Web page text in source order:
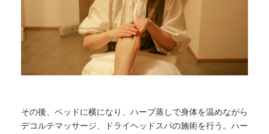
その後、ベッドに横になり、ハーブ蒸しで身体を温めながら
デコルテマッサージ、ドライヘッドスパの施術を行う。ハー